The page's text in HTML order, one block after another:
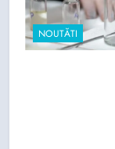
NOUTĂTI